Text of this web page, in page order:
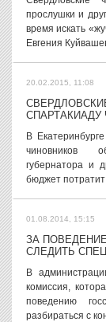
прослушки и
время искать
Евгения
20.02.2015, 11:08
В
чиновников
губернатора и
бюджет потратит
01.08.2014, 15:15
ЗА
СЛЕДИТЬ
В
комиссия,
поведению
разбираться с